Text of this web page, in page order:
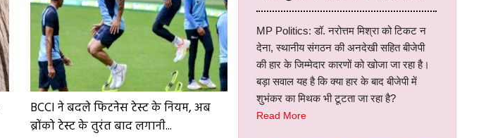
BCCI ने बदले फिटनेस टेस्ट के नियम, अब
ब्रोंको टेस्ट के तुरंत बाद लगानी...
MP Politics: डॉ. नरोत्तम मिश्रा को टिकट न
देना, स्थानीय संगठन की अनदेखी सहित बीजेपी
की हार के जिम्मेदार कारणों को खोजा जा रहा है।
बड़ा सवाल यह है कि क्या हार के बाद बीजेपी में
शुभंकर का मिथक भी टूटता जा रहा है?
Read More